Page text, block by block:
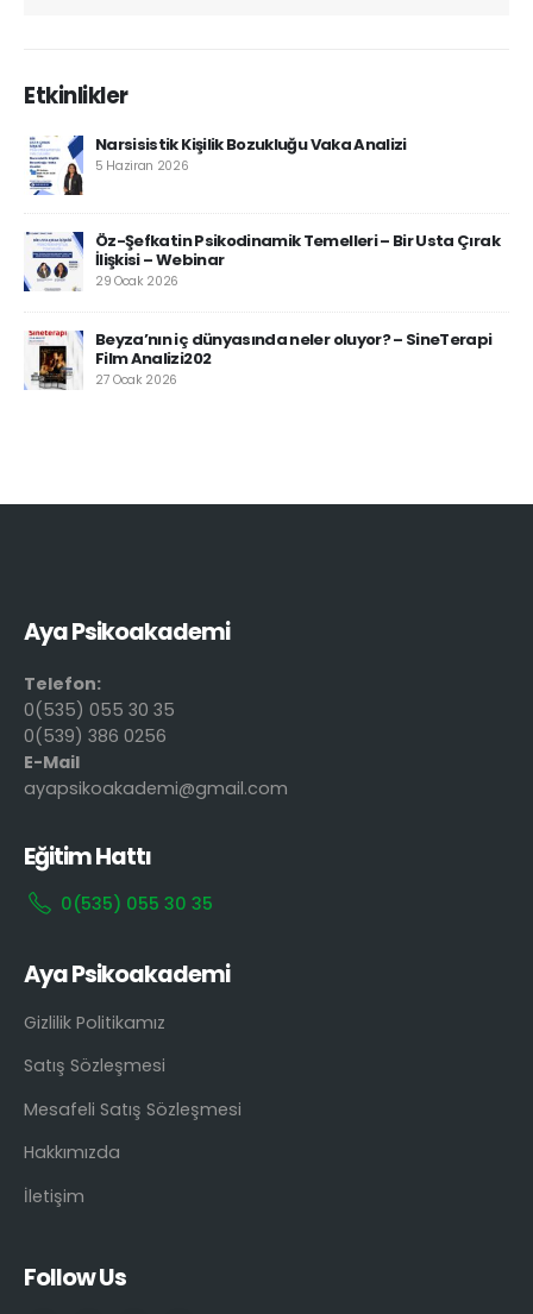
Etkinlikler
Narsisistik Kişilik Bozukluğu Vaka Analizi
5 Haziran 2026
Öz-Şefkatin Psikodinamik Temelleri – Bir Usta Çırak
İlişkisi – Webinar
29 Ocak 2026
Beyza’nın iç dünyasında neler oluyor? – SineTerapi
Film Analizi202
27 Ocak 2026
Aya Psikoakademi
Telefon:
0(535) 055 30 35
0(539) 386 0256
E-Mail
ayapsikoakademi@gmail.com
Eğitim Hattı
0(535) 055 30 35
Aya Psikoakademi
Gizlilik Politikamız
Satış Sözleşmesi
Mesafeli Satış Sözleşmesi
Hakkımızda
İletişim
Follow Us